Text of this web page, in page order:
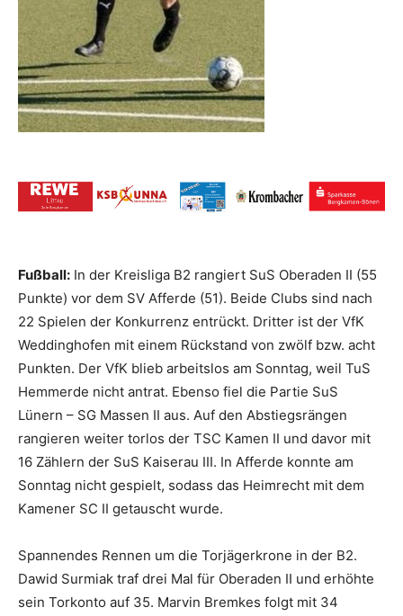
Fußball: In der Kreisliga B2 rangiert SuS Oberaden II (55
Punkte) vor dem SV Afferde (51). Beide Clubs sind nach
22 Spielen der Konkurrenz entrückt. Dritter ist der VfK
Weddinghofen mit einem Rückstand von zwölf bzw. acht
Punkten. Der VfK blieb arbeitslos am Sonntag, weil TuS
Hemmerde nicht antrat. Ebenso fiel die Partie SuS
Lünern – SG Massen II aus. Auf den Abstiegsrängen
rangieren weiter torlos der TSC Kamen II und davor mit
16 Zählern der SuS Kaiserau III. In Afferde konnte am
Sonntag nicht gespielt, sodass das Heimrecht mit dem
Kamener SC II getauscht wurde.
Spannendes Rennen um die Torjägerkrone in der B2.
Dawid Surmiak traf drei Mal für Oberaden II und erhöhte
sein Torkonto auf 35. Marvin Bremkes folgt mit 34